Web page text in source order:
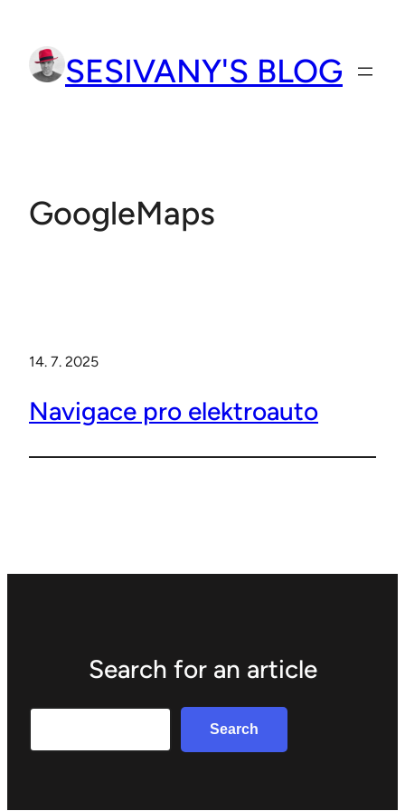
obsah
SESIVANY'S BLOG
GoogleMaps
14. 7. 2025
Navigace pro elektroauto
Search for an article
Search